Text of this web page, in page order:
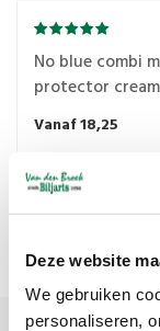
Deze website
We gebruiken
personaliseren,
No blue combi
protector
Vanaf 18,25